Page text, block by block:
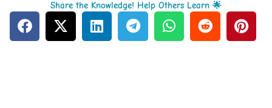
Share the Knowledge! Help Others Learn 🌟